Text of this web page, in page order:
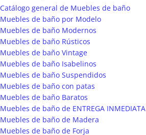
Catálogo general de Muebles de baño
Muebles de baño por Modelo
Muebles de baño Modernos
Muebles de baño Rústicos
Muebles de baño Vintage
Muebles de baño Isabelinos
Muebles de baño Suspendidos
Muebles de baño con patas
Muebles de baño Baratos
Muebles de baño de ENTREGA INMEDIATA
Muebles de baño de Madera
Muebles de baño de Forja